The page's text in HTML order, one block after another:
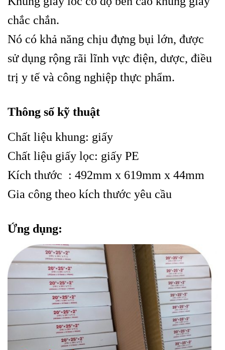
chắc chắn.
Nó có khả năng chịu đựng bụi lớn, được
sử dụng rộng rãi lĩnh vực điện, dược, điều
trị y tế và công nghiệp thực phẩm.
Thông số kỹ thuật
Chất liệu khung: giấy
Chất liệu giấy lọc: giấy PE
Kích thước : 492mm x 619mm x 44mm
Gia công theo kích thước yêu cầu
Ứng dụng: